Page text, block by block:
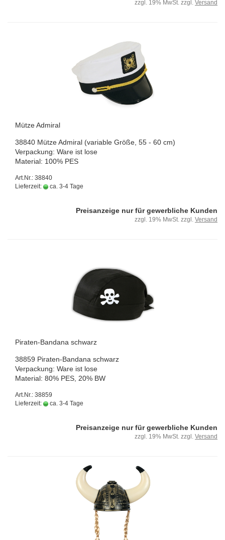
zzgl. 19% MwSt. zzgl. Versand
Mütze Ad­mi­ral
38840 Mütze Ad­mi­ral (va­ria­ble Größe, 55 - 60 cm)
Ver­pa­ckung: Ware ist lose
Ma­te­ri­al: 100% PES
Art.Nr.: 38840
Lieferzeit:
ca. 3-4 Tage
Preisanzeige nur für gewerbliche Kunden
zzgl. 19% MwSt. zzgl. Versand
Piraten-​​Banda­na schwarz
38859 Piraten-​Bandana schwarz
Ver­pa­ckung: Ware ist lose
Ma­te­ri­al: 80% PES, 20% BW
Art.Nr.: 38859
Lieferzeit:
ca. 3-4 Tage
Preisanzeige nur für gewerbliche Kunden
zzgl. 19% MwSt. zzgl. Versand